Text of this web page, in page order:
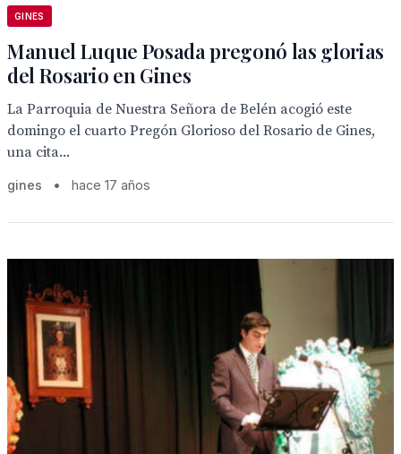
GINES
Manuel Luque Posada pregonó las glorias
del Rosario en Gines
La Parroquia de Nuestra Señora de Belén acogió este
domingo el cuarto Pregón Glorioso del Rosario de Gines,
una cita...
gines • hace 17 años